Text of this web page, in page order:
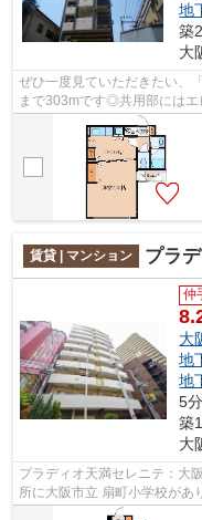
地
築
大
ぜひ一度見ていただきたい
まで303mです◎共用部にはエ
り、とても充実しています◎
賃貸 | マンション プラ
仲
大
地
地
5分
築
大
プラディオ天満セレニテ：大
所に大阪市立 扇町小学校があ
ータなどが揃っており、とて